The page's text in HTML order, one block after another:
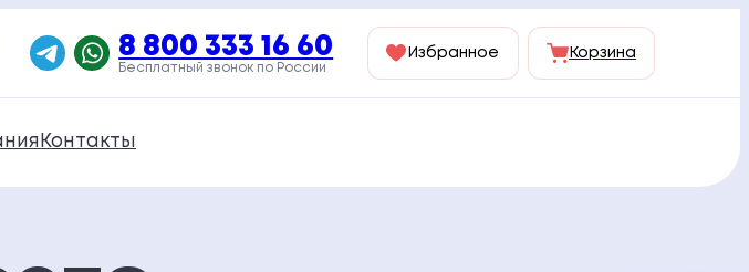
8 800 333 16 60
Бесплатный звонок по России
Избранное Корзина
Контакты